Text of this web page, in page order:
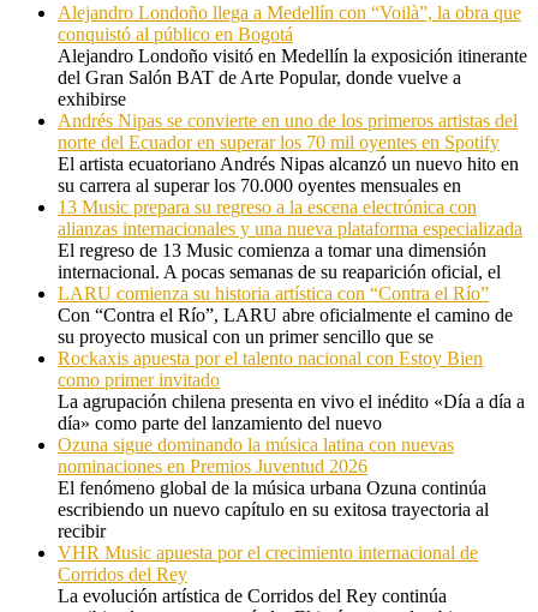
Alejandro Londoño llega a Medellín con “Voilà”, la obra que
conquistó al público en Bogotá
Alejandro Londoño visitó en Medellín la exposición itinerante
del Gran Salón BAT de Arte Popular, donde vuelve a
exhibirse
Andrés Nipas se convierte en uno de los primeros artistas del
norte del Ecuador en superar los 70 mil oyentes en Spotify
El artista ecuatoriano Andrés Nipas alcanzó un nuevo hito en
su carrera al superar los 70.000 oyentes mensuales en
13 Music prepara su regreso a la escena electrónica con
alianzas internacionales y una nueva plataforma especializada
El regreso de 13 Music comienza a tomar una dimensión
internacional. A pocas semanas de su reaparición oficial, el
LARU comienza su historia artística con “Contra el Río”
Con “Contra el Río”, LARU abre oficialmente el camino de
su proyecto musical con un primer sencillo que se
Rockaxis apuesta por el talento nacional con Estoy Bien
como primer invitado
La agrupación chilena presenta en vivo el inédito «Día a día a
día» como parte del lanzamiento del nuevo
Ozuna sigue dominando la música latina con nuevas
nominaciones en Premios Juventud 2026
El fenómeno global de la música urbana Ozuna continúa
escribiendo un nuevo capítulo en su exitosa trayectoria al
recibir
VHR Music apuesta por el crecimiento internacional de
Corridos del Rey
La evolución artística de Corridos del Rey continúa